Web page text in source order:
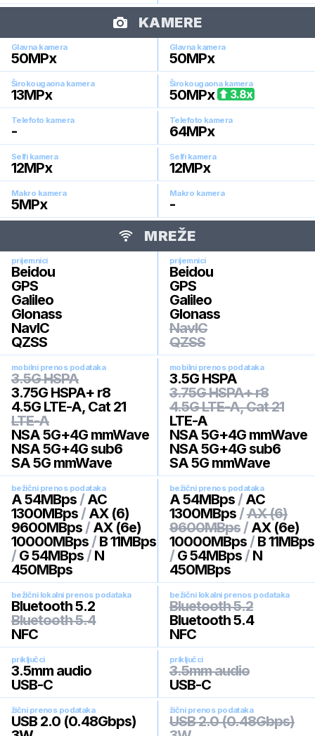
KAMERE
Glavna kamera
50MPx
Glavna kamera
50MPx
Širokougaona kamera
13MPx
Širokougaona kamera
50MPx 3.8x
Telefoto kamera
-
Telefoto kamera
64MPx
Selfi kamera
12MPx
Selfi kamera
12MPx
Makro kamera
5MPx
Makro kamera
-
MREŽE
prijemnici
Beidou
GPS
Galileo
Glonass
NavIC
QZSS
prijemnici
Beidou
GPS
Galileo
Glonass
NavIC
QZSS
mobilni prenos podataka
3.5G HSPA
3.75G HSPA+ r8
4.5G LTE-A, Cat 21
LTE-A
NSA 5G+4G mmWave
NSA 5G+4G sub6
SA 5G mmWave
mobilni prenos podataka
3.5G HSPA
3.75G HSPA+ r8
4.5G LTE-A, Cat 21
LTE-A
NSA 5G+4G mmWave
NSA 5G+4G sub6
SA 5G mmWave
bežični prenos podataka
A 54MBps / AC
1300MBps / AX (6)
9600MBps / AX (6e)
10000MBps / B 11MBps
/ G 54MBps / N
450MBps
bežični prenos podataka
A 54MBps / AC
1300MBps /AX (6)
9600MBps / AX (6e)
10000MBps / B 11MBps
/ G 54MBps / N
450MBps
bežični lokalni prenos podataka
Bluetooth 5.2
Bluetooth 5.4
NFC
bežični lokalni prenos podataka
Bluetooth 5.2
Bluetooth 5.4
NFC
priključci
3.5mm audio
USB-C
priključci
3.5mm audio
USB-C
žični prenos podataka
USB 2.0 (0.48Gbps)
žični prenos podataka
USB 2.0 (0.48Gbps)